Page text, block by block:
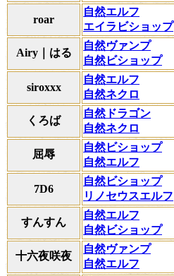
roar
自然エルフ
エイラビショップ
Airy｜はる
自然ヴァンプ
自然ビショップ
siroxxx
自然エルフ
自然ネクロ
くろば
自然ドラゴン
自然ネクロ
屈辱
自然ビショップ
自然エルフ
7D6
自然ビショップ
リノセウスエルフ
すんすん
自然エルフ
自然ビショップ
十六夜咲夜
自然ヴァンプ
自然エルフ